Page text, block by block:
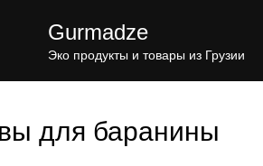
Gurmadze
Эко продукты и товары из Грузии
для баранины